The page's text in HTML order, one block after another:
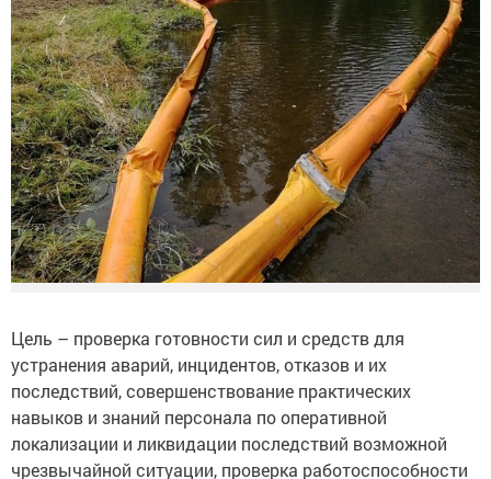
Цель – проверка готовности сил и средств для
устранения аварий, инцидентов, отказов и их
последствий, совершенствование практических
навыков и знаний персонала по оперативной
локализации и ликвидации последствий возможной
чрезвычайной ситуации, проверка работоспособности